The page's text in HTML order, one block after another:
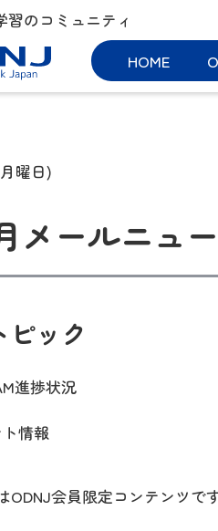
のコミュニティ
HOME
曜日)
メールニュ
ック
進捗状況
情報
ODNJ会員限定コンテンツ